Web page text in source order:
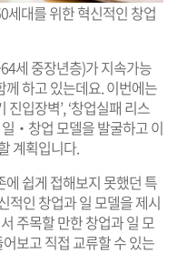
세대를 위한 혁신적인 창업
세 중장년층)가 지속가능
하고 있는데요. 이번에는
진입장벽’, ‘창업실패 리스
일‧창업 모델을 발굴하고 이
계획입니다.
에 쉽게 접해보지 못했던 특
적인 창업과 일 모델을 제시
주목할 만한 창업과 일 모
보고 직접 교류할 수 있는